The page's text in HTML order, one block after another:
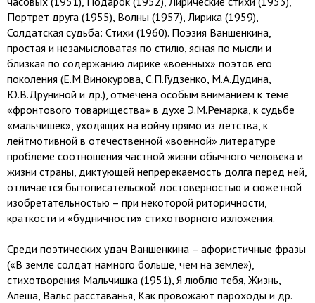
Портрет друга (1955), Волны (1957), Лирика (1959),
Солдатская судьба: Стихи (1960). Поэзия Ваншенкина,
простая и незамысловатая по стилю, ясная по мысли и
близкая по содержанию лирике «военных» поэтов его
поколения (Е.М.Винокурова, С.П.Гудзенко, М.А.Дудина,
Ю.В.Друниной и др.), отмечена особым вниманием к теме
«фронтового товарищества» в духе Э.М.Ремарка, к судьбе
«мальчишек», уходящих на войну прямо из детства, к
лейтмотивной в отечественной «военной» литературе
проблеме соотношения частной жизни обычного человека и
жизни страны, диктующей непререкаемость долга перед ней,
отличается бытописательской достоверностью и сюжетной
изобретательностью – при некоторой риторичности,
краткости и «будничности» стихотворного изложения.
Среди поэтических удач Ваншенкина – афористичные фразы
(«В земле солдат намного больше, чем на земле»),
стихотворения Мальчишка (1951), Я люблю тебя, Жизнь,
Алеша, Вальс расставанья, Как провожают пароходы и др.